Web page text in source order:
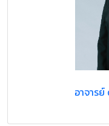
อาจาร